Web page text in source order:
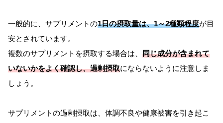
一般的に、サプリメントの1日の摂取量は、1～2種類程度が目
安とされています。
複数のサプリメントを摂取する場合は、 同じ成分が含まれて
いないかをよく確認し、過剰摂取にならないように注意しま
しょう。
サプリメントの過剰摂取は、体調不良や健康被害を引き起こ